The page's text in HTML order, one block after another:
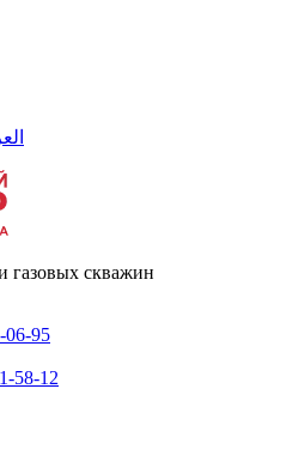
газовых скважин
06-95
58-12